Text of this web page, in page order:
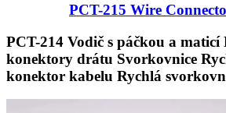
PCT-215 Wire
PCT-214 Vodič s páčkou a
konektory drátu Svorkovnice
konektor kabelu Rychlá